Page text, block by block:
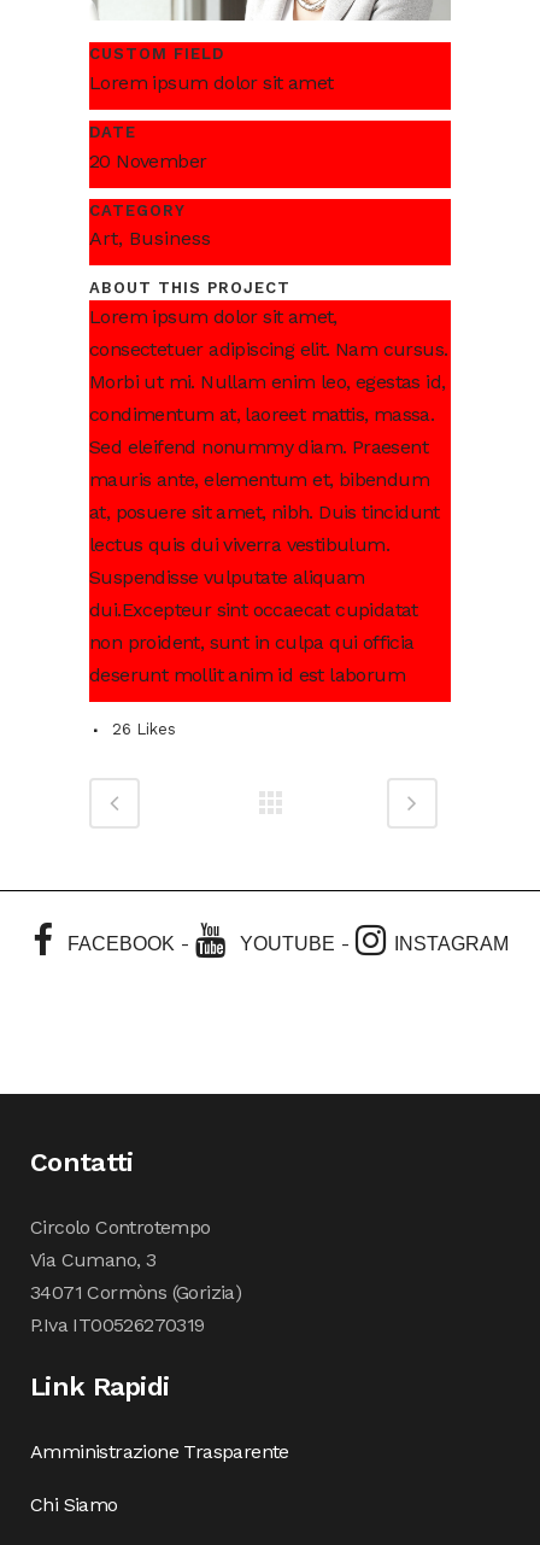
CUSTOM FIELD
Lorem ipsum dolor sit amet
DATE
20 November
CATEGORY
Art, Business
ABOUT THIS PROJECT
Lorem ipsum dolor sit amet,
consectetuer adipiscing elit. Nam cursus.
Morbi ut mi. Nullam enim leo, egestas id,
condimentum at, laoreet mattis, massa.
Sed eleifend nonummy diam. Praesent
mauris ante, elementum et, bibendum
at, posuere sit amet, nibh. Duis tincidunt
lectus quis dui viverra vestibulum.
Suspendisse vulputate aliquam
dui.Excepteur sint occaecat cupidatat
non proident, sunt in culpa qui officia
deserunt mollit anim id est laborum
26 Likes
FACEBOOK- YOUTUBE - INSTAGRAM
Contatti
Circolo Controtempo
Via Cumano, 3
34071 Cormòns (Gorizia)
P.Iva IT00526270319
Link Rapidi
Amministrazione Trasparente
Chi Siamo